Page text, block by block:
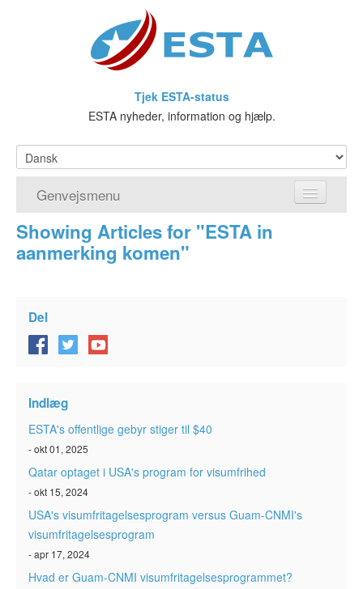
Tjek ESTA-status
ESTA nyheder, information og hjælp.
Genvejsmenu
Hjem
Ansøg om ESTA
Visumfritagelsesprogrammet
Artikler
Kontakt
Showing Articles for "ESTA in
aanmerking komen"
Del
Indlæg
ESTA's offentlige gebyr stiger til $40
- okt 01, 2025
Qatar optaget i USA's program for visumfrihed
- okt 15, 2024
USA's visumfritagelsesprogram versus Guam-CNMI's
visumfritagelsesprogram
- apr 17, 2024
Hvad er Guam-CNMI visumfritagelsesprogrammet?